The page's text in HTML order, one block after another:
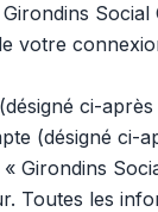
votre
ci-
(désigné ci-
Toutes les